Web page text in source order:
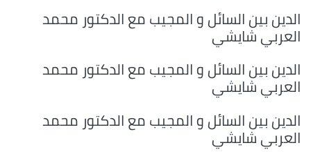
الدين بين السائل و المجيب مع الدكتور محمد
العربي شايشي
الدين بين السائل و المجيب مع الدكتور محمد
العربي شايشي
الدين بين السائل و المجيب مع الدكتور محمد
العربي شايشي